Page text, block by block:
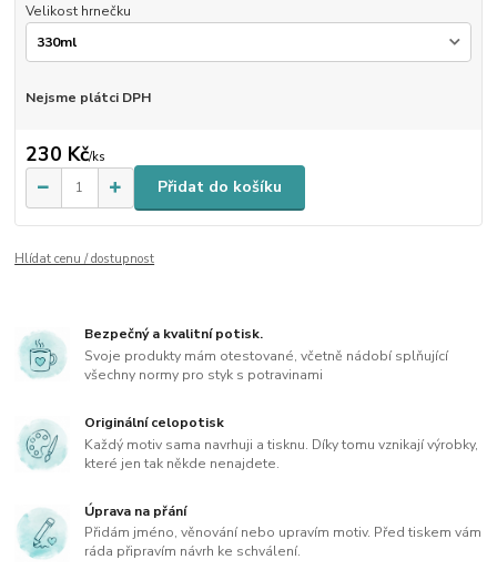
Velikost hrnečku
Nejsme plátci DPH
230 Kč/ks
Přidat do košíku
Hlídat cenu / dostupnost
Bezpečný a kvalitní potisk.
Svoje produkty mám otestované, včetně nádobí splňující
všechny normy pro styk s potravinami
Originální celopotisk
Každý motiv sama navrhuji a tisknu. Díky tomu vznikají výrobky,
které jen tak někde nenajdete.
Úprava na přání
Přidám jméno, věnování nebo upravím motiv. Před tiskem vám
ráda připravím návrh ke schválení.